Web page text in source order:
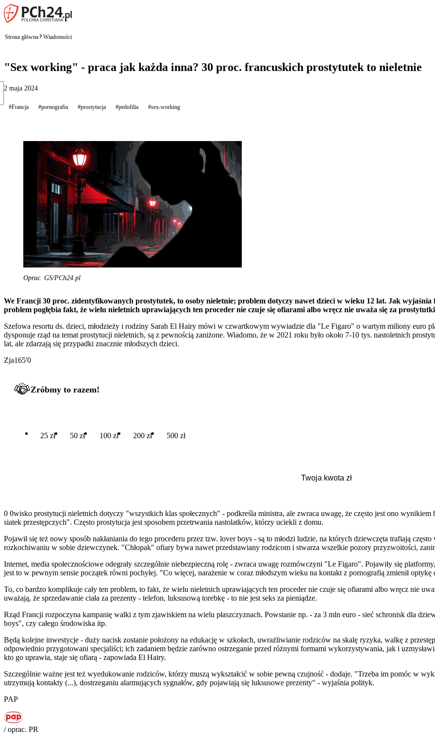
Strona główna Wiadomości
"Sex working" - praca jak każda inna? 30 proc. francuskich prostytutek to nieletnie
2 maja 2024
#Francja #pornografia #prostytucja #pedofilia #sex-working
Oprac. GS/PCh24.pl
We Francji 30 proc. zidentyfikowanych prostytutek, to osoby nieletnie; problem dotyczy nawet dzieci w wieku 12 lat. Jak wyjaśnia
problem pogłębia fakt, że wielu nieletnich uprawiających ten proceder nie czuje się ofiarami albo wręcz nie uważa się za prostytutki
Szefowa resortu ds. dzieci, młodzieży i rodziny Sarah El Hairy mówi w czwartkowym wywiadzie dla "Le Figaro" o wartym miliony euro
dysponuje rząd na temat prostytucji nieletnich, są z pewnością zaniżone. Wiadomo, że w 2021 roku było około 7-10 tys. nastoletnich
lat, ale zdarzają się przypadki znacznie młodszych dzieci.
Zja165'0
Zróbmy to razem!
25 zł 50 zł 100 zł 200 zł 500 zł
0 0wisko prostytucji nieletnich dotyczy "wszystkich klas społecznych" - podkreśla ministra, ale zwraca uwagę, że często jest ono
siatek przestępczych". Często prostytucja jest sposobem przetrwania nastolatków, którzy uciekli z domu.
Pojawił się też nowy sposób nakłaniania do tego procederu przez tzw. lover boys - są to młodzi ludzie, na których dziewczęta trafiają
rozkochiwaniu w sobie dziewczynek. "Chłopak" ofiary bywa nawet przedstawiany rodzicom i stwarza wszelkie pozory przyzwoitości,
Internet, media społecznościowe odegrały szczególnie niebezpieczną rolę - zwraca uwagę rozmówczyni "Le Figaro". Pojawiły się
jest to w pewnym sensie początek równi pochyłej. "Co więcej, narażenie w coraz młodszym wieku na kontakt z pornografią zmienił
To, co bardzo komplikuje cały ten problem, to fakt, że wielu nieletnich uprawiających ten proceder nie czuje się ofiarami albo wręcz nie
uważają, że sprzedawanie ciała za prezenty - telefon, luksusową torebkę - to nie jest seks za pieniądze.
Rząd Francji rozpoczyna kampanię walki z tym zjawiskiem na wielu płaszczyznach. Powstanie np. - za 3 mln euro - sieć schronisk dla
boys", czy całego środowiska itp.
Będą kolejne inwestycje - duży nacisk zostanie położony na edukację w szkołach, uwrażliwianie rodziców na skalę ryzyka, walkę z
odpowiednio przygotowani specjaliści; ich zadaniem będzie zarówno ostrzeganie przed różnymi formami wykorzystywania, jak i
kto go uprawia, staje się ofiarą - zapowiada El Hairy.
Szczególnie ważne jest też wyedukowanie rodziców, którzy muszą wykształcić w sobie pewną czujność - dodaje. "Trzeba im pomóc w
utrzymują kontakty (...), dostrzeganiu alarmujących sygnałów, gdy pojawiają się luksusowe prezenty" - wyjaśnia polityk.
PAP
/ oprac. PR